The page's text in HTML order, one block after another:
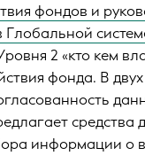
фондов и
2 «кто кем
фонда. В
средства
информации о